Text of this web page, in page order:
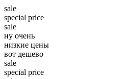
sale
special price
sale
ну очень
низкие цены
вот дешево
sale
special price